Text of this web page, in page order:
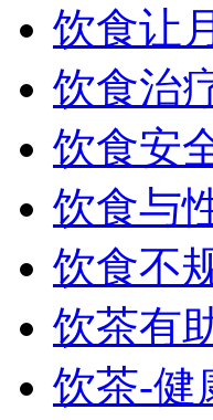
饮食让
饮食治
饮食安
饮食与
饮食不
饮茶有
饮茶-健